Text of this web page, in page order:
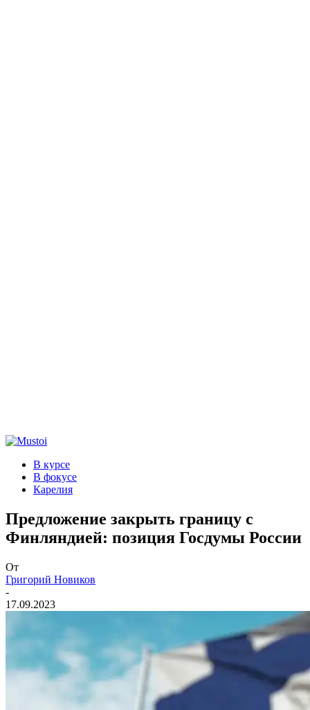
В курсе
В фокусе
Карелия
Предложение закрыть границу с
Финляндией: позиция Госдумы России
От
Григорий Новиков
-
17.09.2023